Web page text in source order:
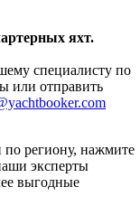
яхт.
специалисту по
или отправить
региону, нажмите
эксперты
выгодные